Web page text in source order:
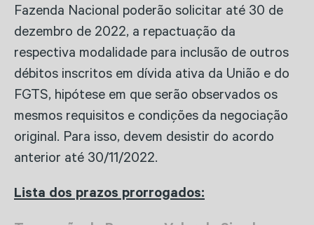
Fazenda Nacional poderão solicitar até 30 de
dezembro de 2022, a repactuação da
respectiva modalidade para inclusão de outros
débitos inscritos em dívida ativa da União e do
FGTS, hipótese em que serão observados os
mesmos requisitos e condições da negociação
original. Para isso, devem desistir do acordo
anterior até 30/11/2022.
Lista dos prazos prorrogados: